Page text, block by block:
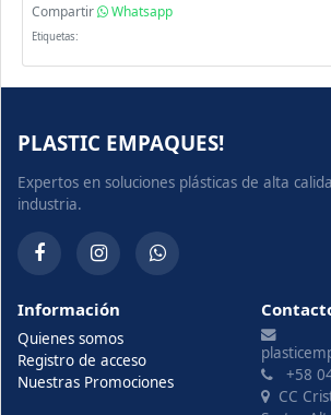
Compartir Whatsapp
Etiquetas:
PLASTIC EMPAQUES!
Expertos en soluciones plásticas de alta
industria.
Información
Quienes somos
Registro de acceso
Nuestras Promociones
+58
CC